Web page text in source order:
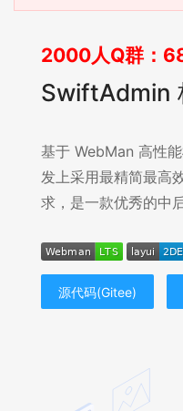
2000人Q群：
SwiftAdmin
基于 WebMan 高性
发上采用最精简最高
求，是一款优秀的中
源代码(Gitee)